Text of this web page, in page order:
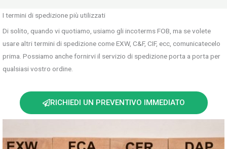
I termini di spedizione più utilizzati
Di solito, quando vi quotiamo, usiamo gli incoterms FOB, ma se volete
usare altri termini di spedizione come EXW, C&F, CIF, ecc, comunicatecelo
prima. Possiamo anche fornirvi il servizio di spedizione porta a porta per
qualsiasi vostro ordine.
RICHIEDI UN PREVENTIVO IMMEDIATO